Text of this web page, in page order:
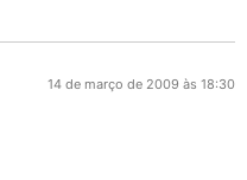
14 de março de 2009 às 18:30